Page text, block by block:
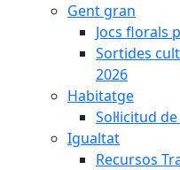
Gent gran
Jocs florals
Sortides
2026
Habitatge
Sol·licitud
Igualtat
Recursos